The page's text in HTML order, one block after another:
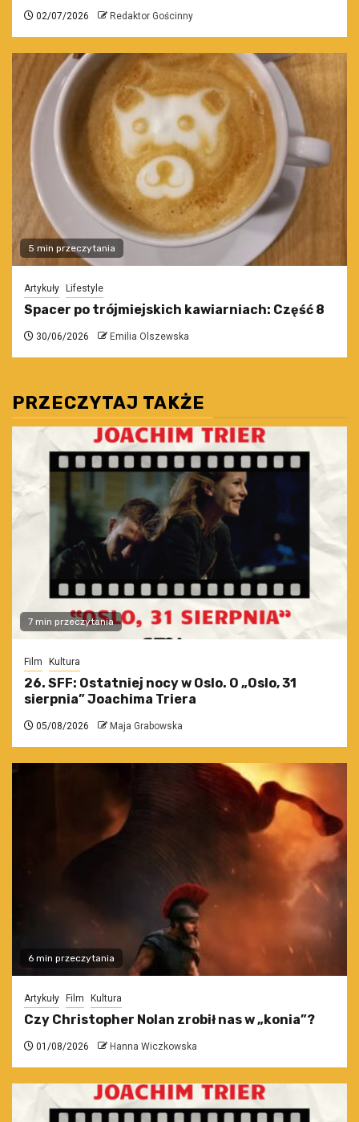
02/07/2026 Redaktor Gościnny
5 min przeczytania
Artykuły Lifestyle
Spacer po trójmiejskich kawiarniach: Część 8
30/06/2026 Emilia Olszewska
PRZECZYTAJ TAKŻE
7 min przeczytania
Film Kultura
26. SFF: Ostatniej nocy w Oslo. O „Oslo, 31
sierpnia” Joachima Triera
05/08/2026 Maja Grabowska
6 min przeczytania
Artykuły Film Kultura
Czy Christopher Nolan zrobił nas w „konia”?
01/08/2026 Hanna Wiczkowska